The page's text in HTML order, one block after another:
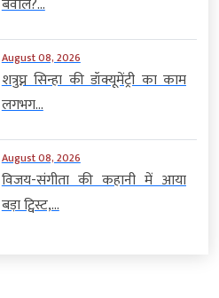
बवाल?...
August 08, 2026
शत्रुघ्न सिन्हा की डॉक्यूमेंट्री का काम
लगभग...
August 08, 2026
विजय-संगीता की कहानी में आया
बड़ा ट्विस्ट,...